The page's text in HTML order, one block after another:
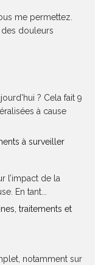
me permettez.
douleurs
? Cela fait 9
à cause
à surveiller
l’impact de la
En tant...
traitements et
notamment sur